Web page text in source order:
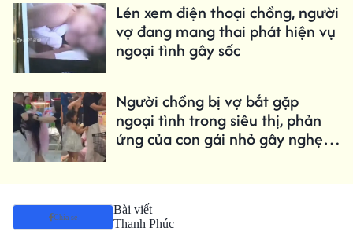
Lén xem điện thoại chồng, người
vợ đang mang thai phát hiện vụ
ngoại tình gây sốc
Người chồng bị vợ bắt gặp
ngoại tình trong siêu thị, phản
ứng của con gái nhỏ gây nghẹn
Chia sẻ
Bài viết
Thanh Phúc